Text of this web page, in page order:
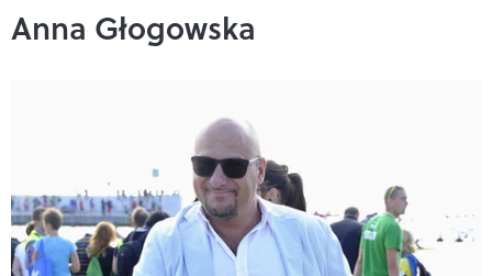
Anna Głogowska